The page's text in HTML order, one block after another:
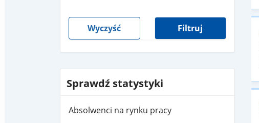
Wyczyść Filtruj
Sprawdź statystyki
Absolwenci na rynku pracy